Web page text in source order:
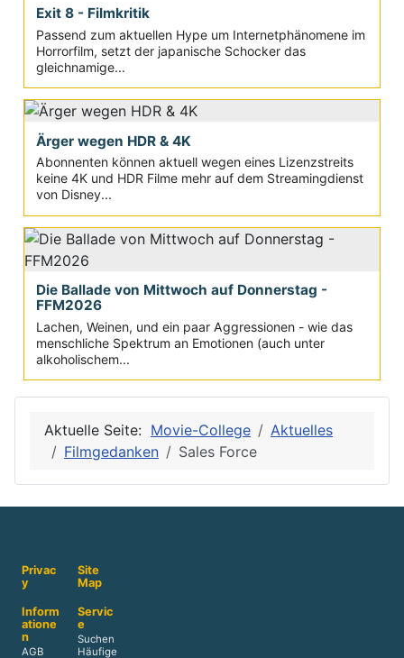
Exit 8 - Filmkritik
Passend zum aktuellen Hype um Internetphänomene im
Horrorfilm, setzt der japanische Schocker das
gleichnamige...
Ärger wegen HDR & 4K
Abonnenten können aktuell wegen eines Lizenzstreits
keine 4K und HDR Filme mehr auf dem Streamingdienst
von Disney...
Die Ballade von Mittwoch auf Donnerstag -
FFM2026
Lachen, Weinen, und ein paar Aggressionen - wie das
menschliche Spektrum an Emotionen (auch unter
alkoholischem...
Aktuelle Seite: Movie-College
Aktuelles
Filmgedanken
Sales Force
Privac
y
Site
Map
Inform
atione
n
AGB
Servic
e
Suchen
Häufige